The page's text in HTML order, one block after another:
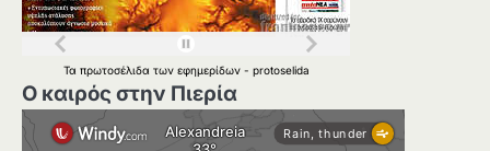
Τα πρωτοσέλιδα των εφημερίδων - protoselida
Ο καιρός στην Πιερία